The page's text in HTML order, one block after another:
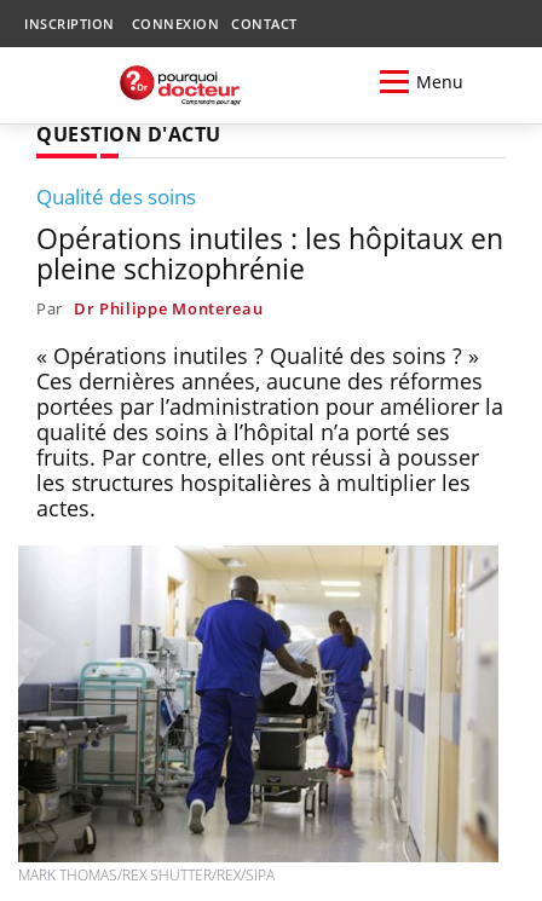
INSCRIPTION CONNEXION CONTACT
Menu
QUESTION D'ACTU
Qualité des soins
Opérations inutiles : les hôpitaux en
pleine schizophrénie
Par Dr Philippe Montereau
« Opérations inutiles ? Qualité des soins ? »
Ces dernières années, aucune des réformes
portées par l’administration pour améliorer la
qualité des soins à l’hôpital n’a porté ses
fruits. Par contre, elles ont réussi à pousser
les structures hospitalières à multiplier les
actes.
MARK THOMAS/REX SHUTTER/REX/SIPA